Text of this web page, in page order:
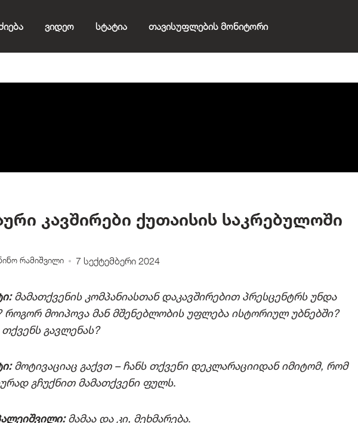
Ვიდეო Სტატია Თავისუფლების Მონიტორი
კავშირები ქუთაისის საკრებულოში
რამიშვილი 7 სექტემბერი 2024
მამათქვენის კომპანიასთან დაკავშირებით პრესცენტრს უნდა
როგორ მოიპოვა მან მშენებლობის უფლება ისტორიულ უბნებში?
თქვენს გავლენას?
მოტივაციაც გაქვთ – ჩანს თქვენი დეკლარაციიდან იმიტომ, რომ
გჩუქნით მამათქვენი ფულს.
მამაა და კი, მეხმარება.